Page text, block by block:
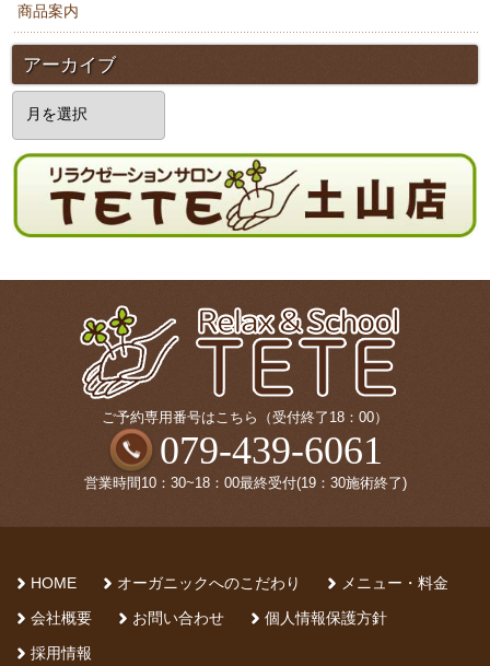
商品案内
アーカイブ
イ
ご予約専用番号はこちら（受付終了18：00）
079-439-6061
営業時間10：30~18：00最終受付(19：30施術終了)
HOME オーガニックへのこだわり メニュー・料金
会社概要 お問い合わせ 個人情報保護方針
採用情報